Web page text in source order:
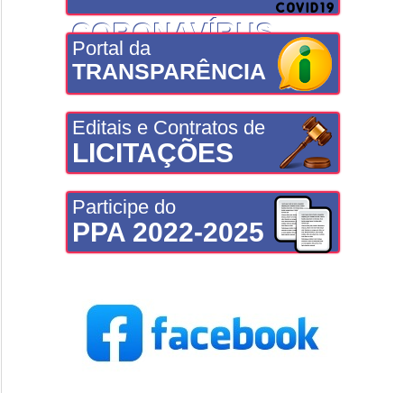
CORONAVÍRUS
Portal da
TRANSPARÊNCIA
Editais e Contratos de
LICITAÇÕES
Participe do
PPA 2022-2025